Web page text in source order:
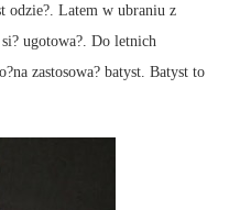
odzie?. Latem w ubraniu z
ugotowa?. Do letnich
zastosowa? batyst. Batyst to